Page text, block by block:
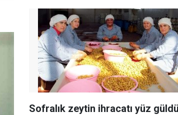
Sofralık zeytin ihracatı yüz